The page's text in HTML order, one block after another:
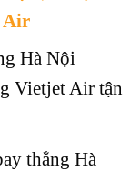
Air
Hà Nội
Vietjet Air tận
thẳng Hà